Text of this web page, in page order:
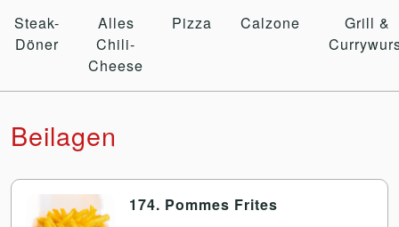
Steak-
Döner
Alles
Chili-
Cheese
Pizza Calzone
Grill &
Beilagen
174. Pommes Frites